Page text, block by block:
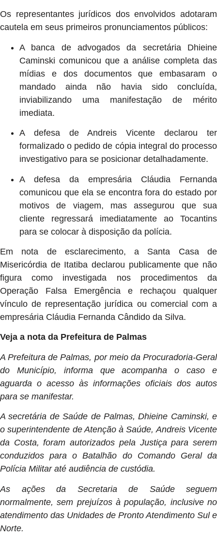
Os representantes jurídicos dos envolvidos adotaram
cautela em seus primeiros pronunciamentos públicos:
A banca de advogados da secretária Dhieine
Caminski comunicou que a análise completa das
mídias e dos documentos que embasaram o
mandado ainda não havia sido concluída,
inviabilizando uma manifestação de mérito
imediata.
A defesa de Andreis Vicente declarou ter
formalizado o pedido de cópia integral do processo
investigativo para se posicionar detalhadamente.
A defesa da empresária Cláudia Fernanda
comunicou que ela se encontra fora do estado por
motivos de viagem, mas assegurou que sua
cliente regressará imediatamente ao Tocantins
para se colocar à disposição da polícia.
Em nota de esclarecimento, a Santa Casa de
Misericórdia de Itatiba declarou publicamente que não
figura como investigada nos procedimentos da
Operação Falsa Emergência e rechaçou qualquer
vínculo de representação jurídica ou comercial com a
empresária Cláudia Fernanda Cândido da Silva.
Veja a nota da Prefeitura de Palmas
A Prefeitura de Palmas, por meio da Procuradoria-Geral
do Município, informa que acompanha o caso e
aguarda o acesso às informações oficiais dos autos
para se manifestar.
A secretária de Saúde de Palmas, Dhieine Caminski, e
o superintendente de Atenção à Saúde, Andreis Vicente
da Costa, foram autorizados pela Justiça para serem
conduzidos para o Batalhão do Comando Geral da
Polícia Militar até audiência de custódia.
As ações da Secretaria de Saúde seguem
normalmente, sem prejuízos à população, inclusive no
atendimento das Unidades de Pronto Atendimento Sul e
Norte.